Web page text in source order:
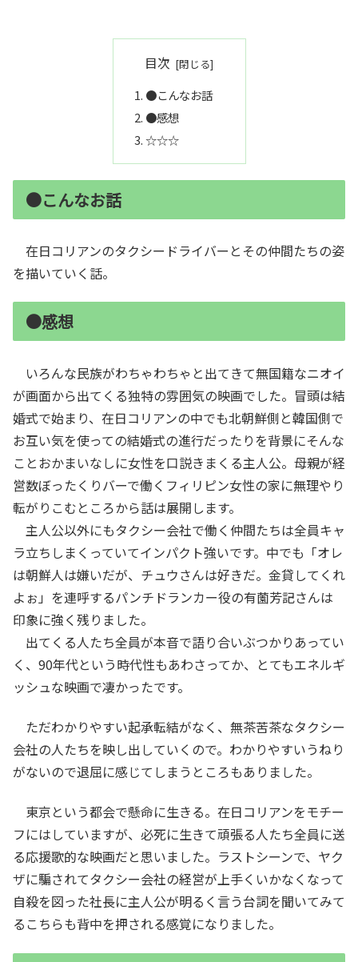
目次
●こんなお話
●感想
☆☆☆
●こんなお話
在日コリアンのタクシードライバーとその仲間たちの姿
を描いていく話。
●感想
いろんな民族がわちゃわちゃと出てきて無国籍なニオイ
が画面から出てくる独特の雰囲気の映画でした。冒頭は結
婚式で始まり、在日コリアンの中でも北朝鮮側と韓国側で
お互い気を使っての結婚式の進行だったりを背景にそんな
ことおかまいなしに女性を口説きまくる主人公。母親が経
営数ぼったくりバーで働くフィリピン女性の家に無理やり
転がりこむところから話は展開します。
主人公以外にもタクシー会社で働く仲間たちは全員キャ
ラ立ちしまくっていてインパクト強いです。中でも「オレ
は朝鮮人は嫌いだが、チュウさんは好きだ。金貸してくれ
よぉ」を連呼するパンチドランカー役の有薗芳記さんは
印象に強く残りました。
出てくる人たち全員が本音で語り合いぶつかりあってい
く、90年代という時代性もあわさってか、とてもエネルギ
ッシュな映画で凄かったです。
ただわかりやすい起承転結がなく、無茶苦茶なタクシー
会社の人たちを映し出していくので。わかりやすいうねり
がないので退屈に感じてしまうところもありました。
東京という都会で懸命に生きる。在日コリアンをモチー
フにはしていますが、必死に生きて頑張る人たち全員に送
る応援歌的な映画だと思いました。ラストシーンで、ヤク
ザに騙されてタクシー会社の経営が上手くいかなくなって
自殺を図った社長に主人公が明るく言う台詞を聞いてみて
るこちらも背中を押される感覚になりました。